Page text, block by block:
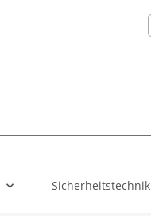
Sicherheitstechnik